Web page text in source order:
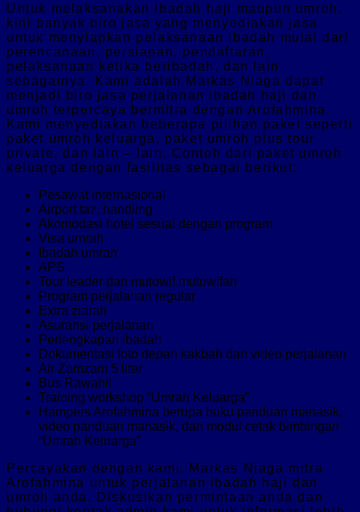
Untuk melaksanakan ibadah haji maupun umroh,
kini banyak biro jasa yang menyediakan jasa
untuk menyiapkan pelaksanaan ibadah mulai dari
perencanaan, persiapan, pendaftaran,
pelaksanaan ketika beribadah, dan lain
sebagainya. Kami adalah Markas Niaga dapat
menjadi biro jasa perjalanan ibadah haji dan
umroh terpercaya bermitra dengan Arofahmina.
Kami menyediakan beberapa pilihan paket seperti
paket umroh keluarga, paket umroh plus tour
private, dan lain – lain. Contoh dari paket umroh
keluarga dengan fasilitas sebagai berikut:
Pesawat internasional
Airport taz, handling
Akomodasi hotel sesuai dengan program
Visa umrah
Ibadah umrah
APS
Tour leader dan mutowif.mutowifah
Program perjalanan regular
Extra ziarah
Asuransi perjalanan
Perlengkapan ibadah
Dokumentasi foto depan kakbah dan video perjalanan
Air Zamzam 5 liter
Bus Rawahil
Training workshop “Umrah Keluarga”
Hampers Arofahmina berupa buku panduan manasik,
video panduan manasik, dan modul cetak bimbingan
“Umrah Keluarga”
Percayakan dengan kami, Markas Niaga mitra
Arofahmina untuk perjalanan ibadah haji dan
umroh anda. Diskusikan permintaan anda dan